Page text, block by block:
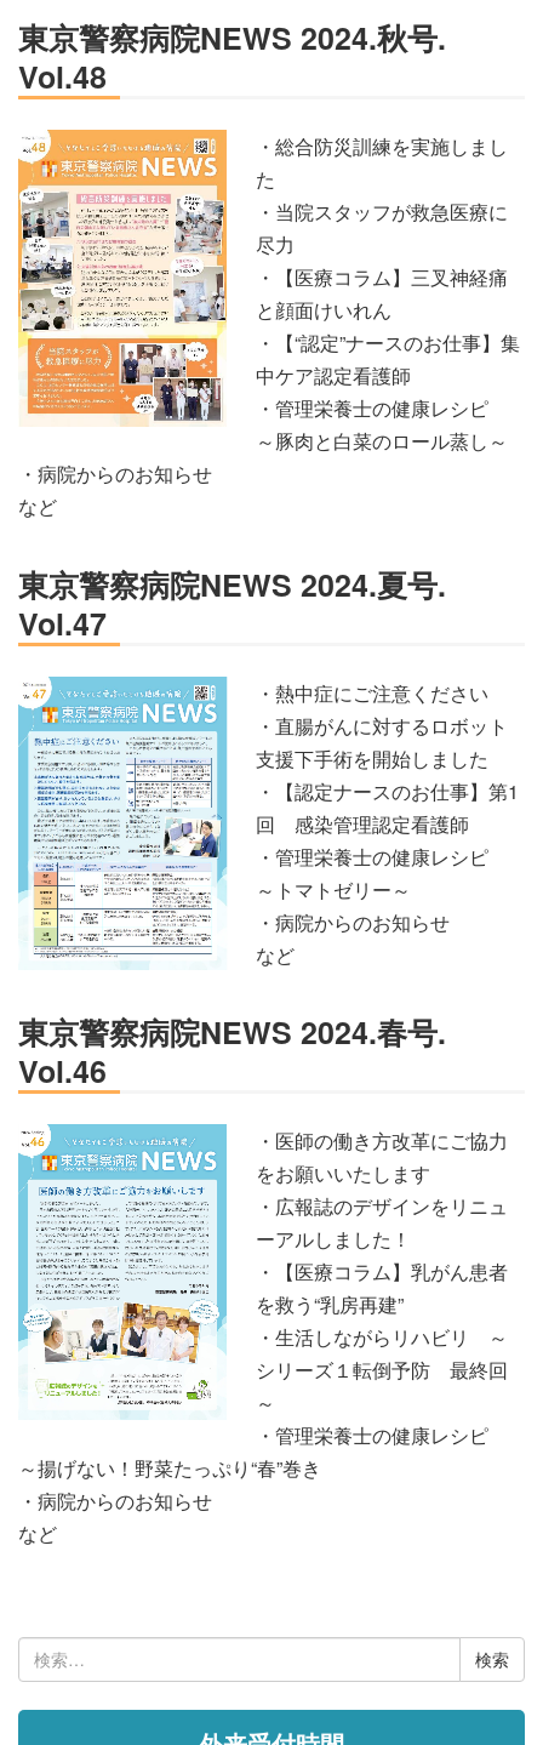
東京警察病院NEWS 2024.秋号.
Vol.48
・総合防災訓練を実施しまし
た
・当院スタッフが救急医療に
尽力
・【医療コラム】三叉神経痛
と顔面けいれん
・【“認定”ナースのお仕事】集
中ケア認定看護師
・管理栄養士の健康レシピ
～豚肉と白菜のロール蒸し～
・病院からのお知らせ
など
東京警察病院NEWS 2024.夏号.
Vol.47
・熱中症にご注意ください
・直腸がんに対するロボット
支援下手術を開始しました
・【認定ナースのお仕事】第1
回 感染管理認定看護師
・管理栄養士の健康レシピ
～トマトゼリー～
・病院からのお知らせ
など
東京警察病院NEWS 2024.春号.
Vol.46
・医師の働き方改革にご協力
をお願いいたします
・広報誌のデザインをリニュ
ーアルしました！
・【医療コラム】乳がん患者
を救う“乳房再建”
・生活しながらリハビリ ～
シリーズ１転倒予防 最終回
～
・管理栄養士の健康レシピ
～揚げない！野菜たっぷり“春”巻き
・病院からのお知らせ
など
検
索: